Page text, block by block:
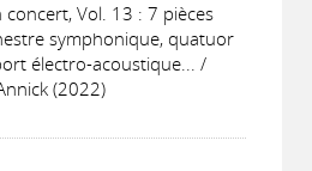
Vol. 13 : 7 pièces
symphonique, quatuor
électro-acoustique... /
(2022)